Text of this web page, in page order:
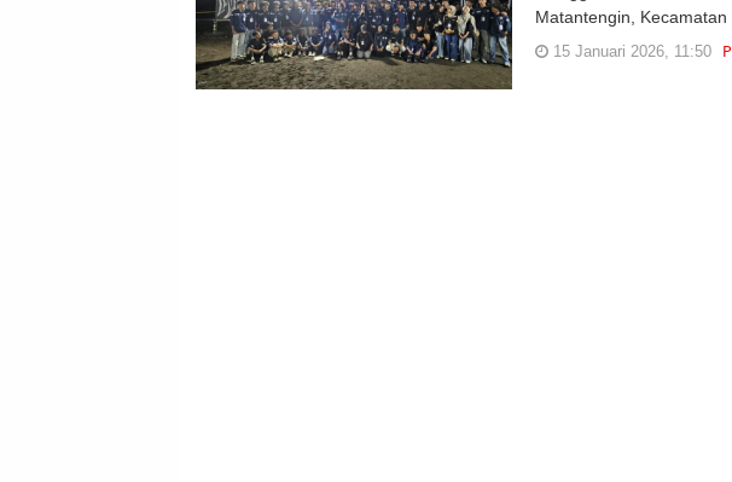
Matantengin, Kecamatan
15 Januari 2026, 11:50